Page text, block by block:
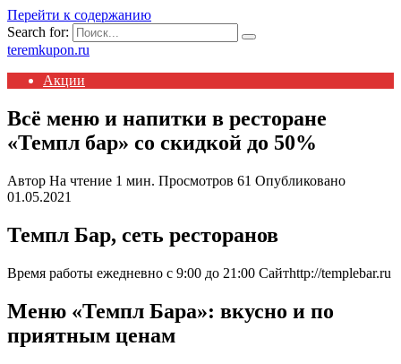
Перейти к содержанию
Search for:
teremkupon.ru
Акции
Всё меню и напитки в ресторане
«Темпл бар» со скидкой до 50%
Автор На чтение 1 мин. Просмотров 61 Опубликовано
01.05.2021
Темпл Бар, сеть ресторанов
Время работы ежедневно с 9:00 до 21:00 Сайтhttp://templebar.ru
Меню «Темпл Бара»: вкусно и по
приятным ценам